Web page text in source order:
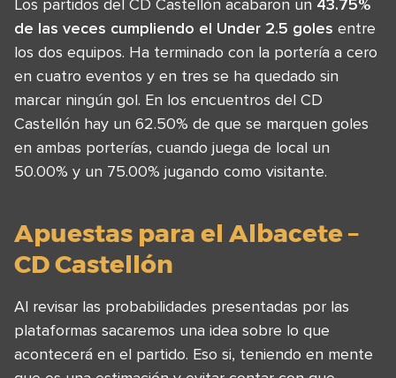
Los partidos del CD Castellón acabaron un 43.75%
de las veces cumpliendo el Under 2.5 goles entre
los dos equipos. Ha terminado con la portería a cero
en cuatro eventos y en tres se ha quedado sin
marcar ningún gol. En los encuentros del CD
Castellón hay un 62.50% de que se marquen goles
en ambas porterías, cuando juega de local un
50.00% y un 75.00% jugando como visitante.
Apuestas para el Albacete –
CD Castellón
Al revisar las probabilidades presentadas por las
plataformas sacaremos una idea sobre lo que
acontecerá en el partido. Eso si, teniendo en mente